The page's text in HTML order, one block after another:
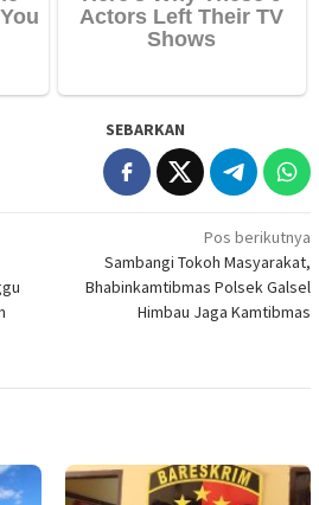
SEBARKAN
Pos berikutnya
Sambangi Tokoh Masyarakat,
Bhabinkamtibmas Polsek Galsel
Himbau Jaga Kamtibmas